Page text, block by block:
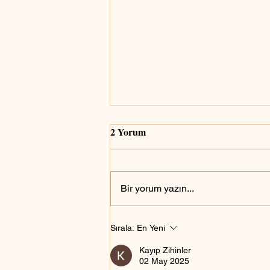
Askerlik için fotoğraf nasıl
olmalıdır?
2 Yorum
Bir yorum yazın...
Sırala: En Yeni
Kayıp Zihinler
02 May 2025